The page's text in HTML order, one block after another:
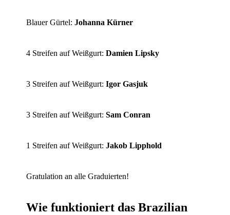
Blauer Gürtel:Johanna Kürner
4 Streifen auf Weißgurt:Damien Lipsky
3 Streifen auf Weißgurt:Igor Gasjuk
3 Streifen auf Weißgurt:Sam Conran
1 Streifen auf Weißgurt:Jakob Lipphold
Gratulation an alle Graduierten!
Wie funktioniert das Brazilian